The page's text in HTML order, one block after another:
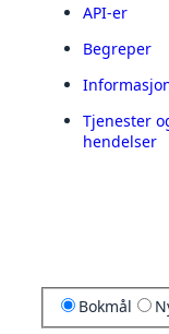
API-er
Begreper
Tjenester
hendelser
Bokmål